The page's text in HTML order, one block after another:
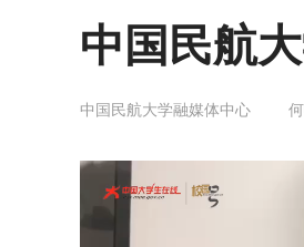
中国民航
中国民航大学融媒体中心